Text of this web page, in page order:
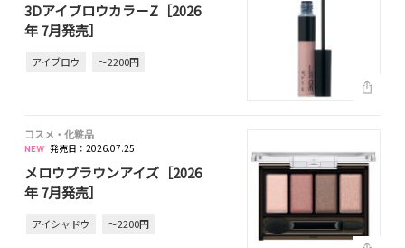
3DアイブロウカラーZ［2026
年 7月発売］
アイブロウ ～2200円
コスメ・化粧品
発売日：2026.07.25
メロウブラウンアイズ［2026
年 7月発売］
アイシャドウ ～2200円